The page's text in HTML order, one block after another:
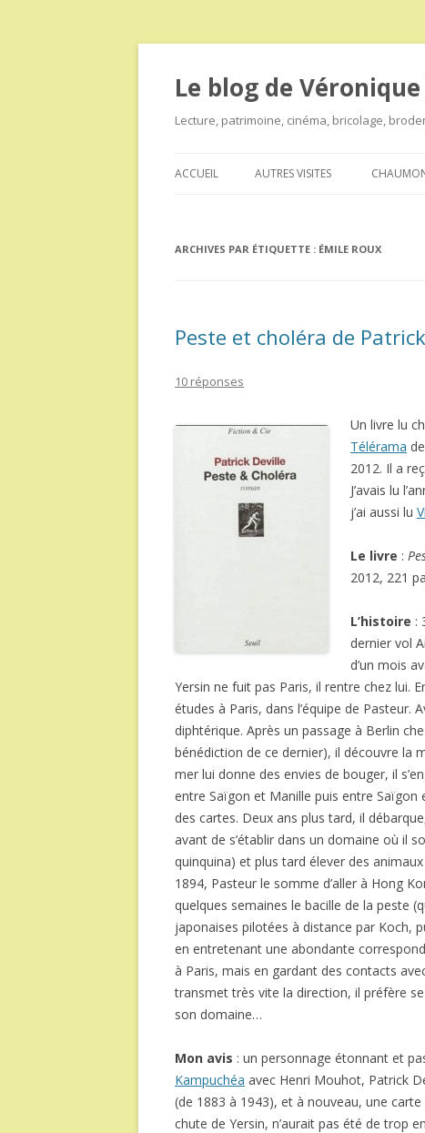
Le blog de Véronique
Lecture, patrimoine, cinéma, bricolage,
ACCUEIL AUTRES VISITES
ARCHIVES PAR ÉTIQUETTE : ÉMILE ROUX
Peste et choléra de
10 réponses
Un livre lu
Télérama
2012. Il a
J’avais lu
j’ai aussi lu
Le livre :
2012, 221
L’histoire :
dernier vol
d’un mois
Yersin ne fuit pas Paris, il rentre chez lui.
études à Paris, dans l’équipe de Pasteur.
diphtérique. Après un passage à Berlin
bénédiction de ce dernier), il découvre la
mer lui donne des envies de bouger, il
entre Saïgon et Manille puis entre Saïgon
des cartes. Deux ans plus tard, il
avant de s’établir dans un domaine où il
quinquina) et plus tard élever des
1894, Pasteur le somme d’aller à Hong
quelques semaines le bacille de la peste
japonaises pilotées à distance par Koch,
en entretenant une abondante
à Paris, mais en gardant des contacts
transmet très vite la direction, il préfère
son domaine…
Mon avis : un personnage étonnant et
Kampuchéa avec Henri Mouhot, Patrick
(de 1883 à 1943), et à nouveau, une carte
chute de Yersin, n’aurait pas été de trop